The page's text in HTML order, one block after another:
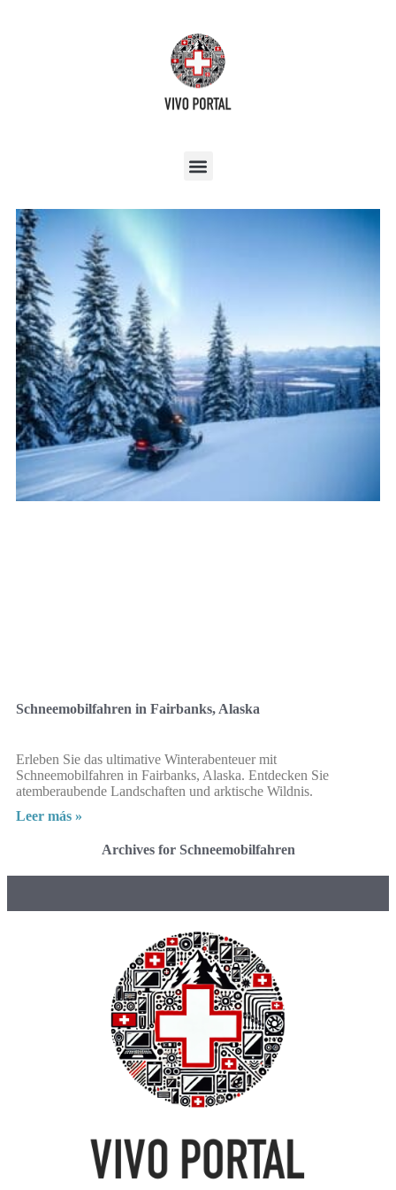
Schneemobilfahren in Fairbanks, Alaska
Erleben Sie das ultimative Winterabenteuer mit
Schneemobilfahren in Fairbanks, Alaska. Entdecken Sie
atemberaubende Landschaften und arktische Wildnis.
Leer más »
Archives for Schneemobilfahren